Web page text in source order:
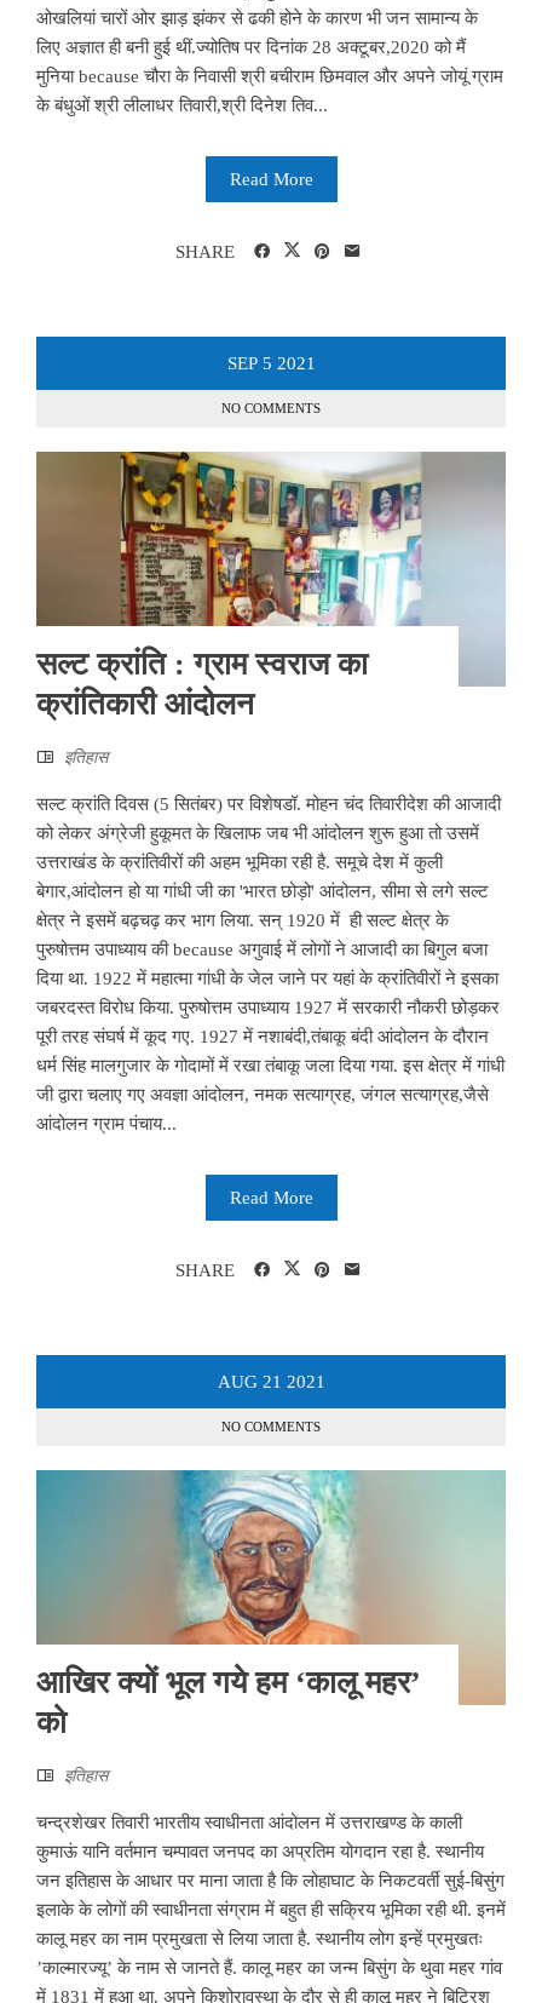
ओखलियां चारों ओर झाड़ झंकर से ढकी होने के कारण भी जन सामान्य के
लिए अज्ञात ही बनी हुई थीं.ज्योतिष पर दिनांक 28 अक्टूबर,2020 को मैं
मुनिया because चौरा के निवासी श्री बचीराम छिमवाल और अपने जोयूं ग्राम
के बंधुओं श्री लीलाधर तिवारी,श्री दिनेश तिव...
Read More
SHARE
SEP 5 2021
NO COMMENTS
सल्ट क्रांति : ग्राम स्वराज का
क्रांतिकारी आंदोलन
इतिहास
सल्ट क्रांति दिवस (5 सितंबर) पर विशेषडॉ. मोहन चंद तिवारीदेश की आजादी
को लेकर अंग्रेजी हुकूमत के खिलाफ जब भी आंदोलन शुरू हुआ तो उसमें
उत्तराखंड के क्रांतिवीरों की अहम भूमिका रही है. समूचे देश में कुली
बेगार,आंदोलन हो या गांधी जी का 'भारत छोड़ो' आंदोलन, सीमा से लगे सल्ट
क्षेत्र ने इसमें बढ़चढ़ कर भाग लिया. सन् 1920 में ही सल्ट क्षेत्र के
पुरुषोत्तम उपाध्याय की because अगुवाई में लोगों ने आजादी का बिगुल बजा
दिया था. 1922 में महात्मा गांधी के जेल जाने पर यहां के क्रांतिवीरों ने इसका
जबरदस्त विरोध किया. पुरुषोत्तम उपाध्याय 1927 में सरकारी नौकरी छोड़कर
पूरी तरह संघर्ष में कूद गए. 1927 में नशाबंदी,तंबाकू बंदी आंदोलन के दौरान
धर्म सिंह मालगुजार के गोदामों में रखा तंबाकू जला दिया गया. इस क्षेत्र में गांधी
जी द्वारा चलाए गए अवज्ञा आंदोलन, नमक सत्याग्रह, जंगल सत्याग्रह,जैसे
आंदोलन ग्राम पंचाय...
Read More
SHARE
AUG 21 2021
NO COMMENTS
आखिर क्यों भूल गये हम ‘कालू महर’
को
इतिहास
चन्द्रशेखर तिवारी भारतीय स्वाधीनता आंदोलन में उत्तराखण्ड के काली
कुमाऊं यानि वर्तमान चम्पावत जनपद का अप्रतिम योगदान रहा है. स्थानीय
जन इतिहास के आधार पर माना जाता है कि लोहाघाट के निकटवर्ती सुई-बिसुंग
इलाके के लोगों की स्वाधीनता संग्राम में बहुत ही सक्रिय भूमिका रही थी. इनमें
कालू महर का नाम प्रमुखता से लिया जाता है. स्थानीय लोग इन्हें प्रमुखतः
’काल्मारज्यू’ के नाम से जानते हैं. कालू महर का जन्म बिसुंग के थुवा महर गांव
में 1831 में हुआ था. अपने किशोरावस्था के दौर से ही कालू महर ने बिट्रिश